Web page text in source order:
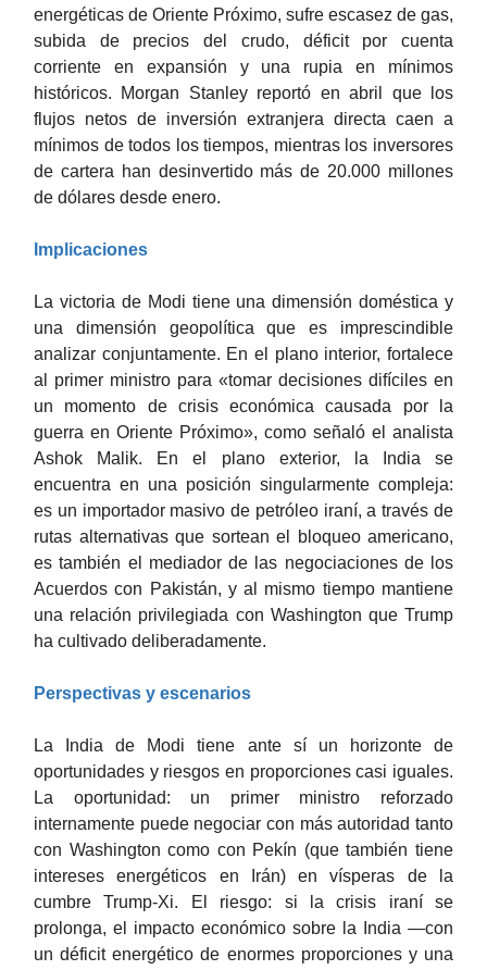
energéticas de Oriente Próximo, sufre escasez de gas,
subida de precios del crudo, déficit por cuenta
corriente en expansión y una rupia en mínimos
históricos. Morgan Stanley reportó en abril que los
flujos netos de inversión extranjera directa caen a
mínimos de todos los tiempos, mientras los inversores
de cartera han desinvertido más de 20.000 millones
de dólares desde enero.
Implicaciones
La victoria de Modi tiene una dimensión doméstica y
una dimensión geopolítica que es imprescindible
analizar conjuntamente. En el plano interior, fortalece
al primer ministro para «tomar decisiones difíciles en
un momento de crisis económica causada por la
guerra en Oriente Próximo», como señaló el analista
Ashok Malik. En el plano exterior, la India se
encuentra en una posición singularmente compleja:
es un importador masivo de petróleo iraní, a través de
rutas alternativas que sortean el bloqueo americano,
es también el mediador de las negociaciones de los
Acuerdos con Pakistán, y al mismo tiempo mantiene
una relación privilegiada con Washington que Trump
ha cultivado deliberadamente.
Perspectivas y escenarios
La India de Modi tiene ante sí un horizonte de
oportunidades y riesgos en proporciones casi iguales.
La oportunidad: un primer ministro reforzado
internamente puede negociar con más autoridad tanto
con Washington como con Pekín (que también tiene
intereses energéticos en Irán) en vísperas de la
cumbre Trump-Xi. El riesgo: si la crisis iraní se
prolonga, el impacto económico sobre la India —con
un déficit energético de enormes proporciones y una